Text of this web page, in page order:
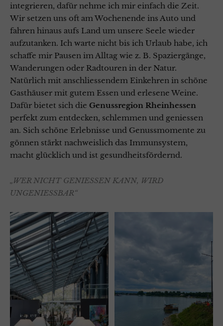
integrieren, dafür nehme ich mir einfach die Zeit.
Wir setzen uns oft am Wochenende ins Auto und
fahren hinaus aufs Land um unsere Seele wieder
aufzutanken. Ich warte nicht bis ich Urlaub habe, ich
schaffe mir Pausen im Alltag wie z. B. Spaziergänge,
Wanderungen oder Radtouren in der Natur.
Natürlich mit anschliessendem Einkehren in schöne
Gasthäuser mit gutem Essen und erlesene Weine.
Dafür bietet sich die Genussregion Rheinhessen
perfekt zum entdecken, schlemmen und geniessen
an. Sich schöne Erlebnisse und Genussmomente zu
gönnen stärkt nachweislich das Immunsystem,
macht glücklich und ist gesundheitsfördernd.
„WER NICHT GENIESSEN KANN, WIRD
UNGENIESSBAR“